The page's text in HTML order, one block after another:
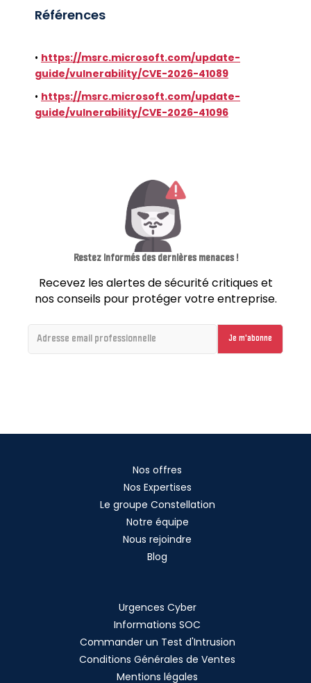
Références
• https://msrc.microsoft.com/update-
guide/vulnerability/CVE-2026-41089
• https://msrc.microsoft.com/update-
guide/vulnerability/CVE-2026-41096
Restez informés des dernières menaces !
Recevez les alertes de sécurité critiques et
nos conseils pour protéger votre entreprise.
Nos offres
Nos Expertises
Le groupe Constellation
Notre équipe
Nous rejoindre
Blog
Urgences Cyber
Informations SOC
Commander un Test d'Intrusion
Conditions Générales de Ventes
Mentions légales